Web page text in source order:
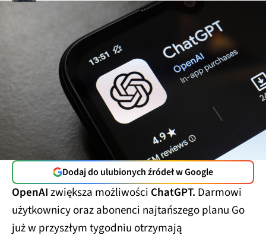
Dodaj do ulubionych źródeł w Google
OpenAIzwiększa możliwości ChatGPT. Darmowi
użytkownicy oraz abonenci najtańszego planu Go
już w przyszłym tygodniu otrzymają